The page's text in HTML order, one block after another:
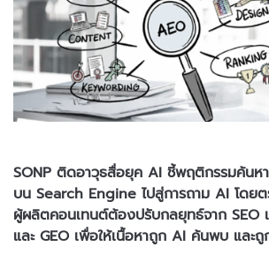
SONP ติดอาวุธสื่อยุค AI ชี้พฤติกรรมค้นห
บน Search Engine ไปสู่การถาม AI โดย
ผู้ผลิตคอนเทนต์ต้องปรับกลยุทธ์จาก SEO
และ GEO เพื่อให้เนื้อหาถูก AI ค้นพบ และ